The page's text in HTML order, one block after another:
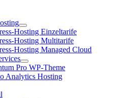
Hosting Einzeltarife
Hosting Multitarife
Hosting Managed Cloud
Pro WP-Theme
Analytics Hosting